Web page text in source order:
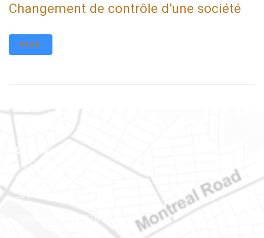
Changement de contrôle d’une société
PLUS
Gatineau
100-200, rue Montcalm
Gatineau (Québec)
J8Y 3B5
Téléphone : 819-778-2428